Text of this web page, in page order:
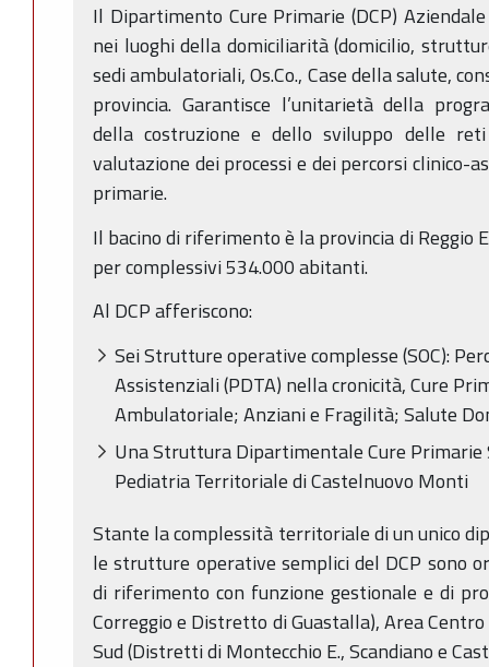
Il Dipartimento Cure Primarie (DCP)
nei luoghi della domiciliarità (domicilio,
sedi ambulatoriali, Os.Co., Case della salute,
provincia. Garantisce l’unitarietà della
della costruzione e dello sviluppo delle
valutazione dei processi e dei percorsi clinico-
primarie.
Il bacino di riferimento è la provincia di Reggio
per complessivi 534.000 abitanti.
Al DCP afferiscono:
Sei Strutture operative complesse (SOC):
Assistenziali (PDTA) nella cronicità, Cure
Ambulatoriale; Anziani e Fragilità; Salute
Una Struttura Dipartimentale Cure
Pediatria Territoriale di Castelnuovo Monti
Stante la complessità territoriale di un unico
le strutture operative semplici del DCP sono
di riferimento con funzione gestionale e di
Correggio e Distretto di Guastalla), Area
Sud (Distretti di Montecchio E., Scandiano e